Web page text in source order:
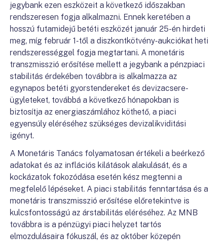
jegybank ezen eszközeit a következő időszakban
rendszeresen fogja alkalmazni. Ennek keretében a
hosszú futamidejű betéti eszközét január 25-én hirdeti
meg, míg február 1-től a diszkontkötvény-aukciókat heti
rendszerességgel fogja megtartani. A monetáris
transzmisszió erősítése mellett a jegybank a pénzpiaci
stabilitás érdekében továbbra is alkalmazza az
egynapos betéti gyorstendereket és devizacsere-
ügyleteket, továbbá a következő hónapokban is
biztosítja az energiaszámlához köthető, a piaci
egyensúly eléréséhez szükséges devizalikviditási
igényt.
A Monetáris Tanács folyamatosan értékeli a beérkező
adatokat és az inflációs kilátások alakulását, és a
kockázatok fokozódása esetén kész megtenni a
megfelelő lépéseket. A piaci stabilitás fenntartása és a
monetáris transzmisszió erősítése előretekintve is
kulcsfontosságú az árstabilitás eléréséhez. Az MNB
továbbra is a pénzügyi piaci helyzet tartós
elmozdulásaira fókuszál, és az október közepén